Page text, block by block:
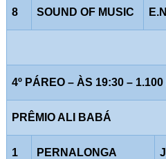
8 SOUND OF MUSIC
4º PÁREO – ÀS 19:30 –
PRÊMIO ALI BABÁ
1 PERNALONGA